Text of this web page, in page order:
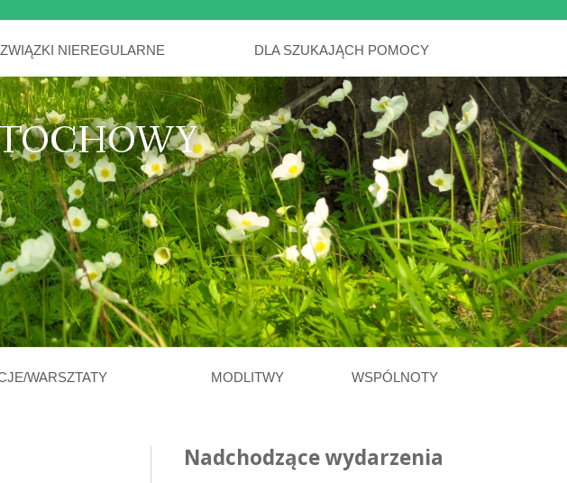
ZWIĄZKI NIEREGULARNE DLA SZUKAJĄCH POMOCY
WARSZTATY MODLITWY WSPÓLNOTY
Nadchodzące wydarzenia